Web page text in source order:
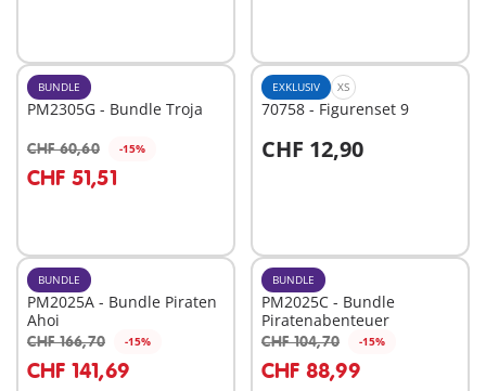
BUNDLE
PM2305G - Bundle Troja
CHF 60,60 -15%
CHF 51,51
EXKLUSIV XS
70758 - Figurenset 9
CHF 12,90
BUNDLE
PM2025A - Bundle Piraten
Ahoi
CHF 166,70 -15%
CHF 141,69
In den Warenkorb
BUNDLE
PM2025C - Bundle
Piratenabenteuer
CHF 104,70 -15%
CHF 88,99
In den Warenkorb